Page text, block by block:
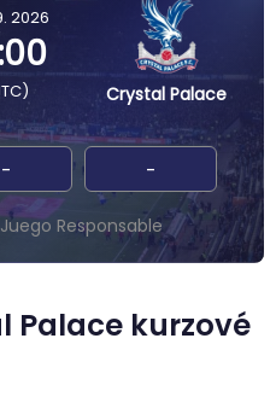
2026
Crystal Palace
- -
Juego Responsable
Palace kurzové